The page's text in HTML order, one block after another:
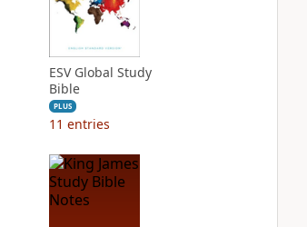
ESV Global Study
Bible
PLUS
11 entries